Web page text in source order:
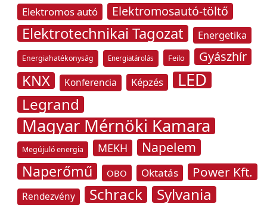
Elektromos autó
Elektromosautó-töltő
Elektrotechnikai Tagozat Energetika
Energiahatékonyság Energiatárolás Feilo Gyászhír
KNX Konferencia Képzés LED
Legrand
Magyar Mérnöki Kamara
Megújuló energia MEKH Napelem
Naperőmű OBO Oktatás Power Kft.
Rendezvény Schrack Sylvania